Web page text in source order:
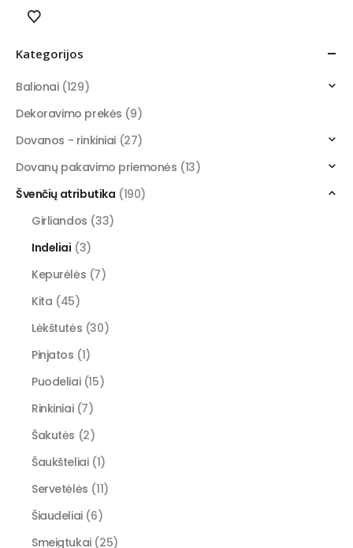
Kategorijos
Balionai (129)
Dekoravimo prekės (9)
Dovanos - rinkiniai (27)
Dovanų pakavimo priemonės (13)
Švenčių atributika (190)
Girliandos (33)
Indeliai (3)
Kepurėlės (7)
Kita (45)
Lėkštutės (30)
Pinjatos (1)
Puodeliai (15)
Rinkiniai (7)
Šakutės (2)
Šaukšteliai (1)
Servetėlės (11)
Šiaudeliai (6)
Smeigtukai (25)